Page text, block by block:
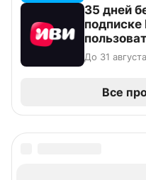
35 дней
До 31
Все